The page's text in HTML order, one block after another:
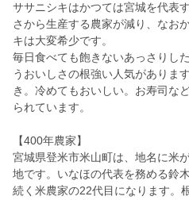
ササニシキはかつては宮城を代表
さから生産する農家が減り、なお
キは大変希少です。
毎日食べても飽きないあっさりし
うおいしさの根強い人気がありま
き。冷めてもおいしい。お寿司な
られています。
【400年農家】
宮城県登米市米山町は、地名に米
地です。いなほの代表を務める鈴
続く米農家の22代目になります。